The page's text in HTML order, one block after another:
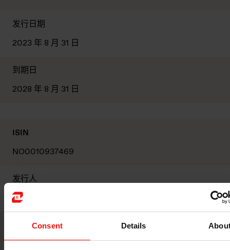
Consent Details
发行日期
2023 年 8 月 31 日
到期日
2028 年 8 月 31 日
ISIN
NO0010937469
发行人
埃肯
股票交易所
奥斯陆证券交易所